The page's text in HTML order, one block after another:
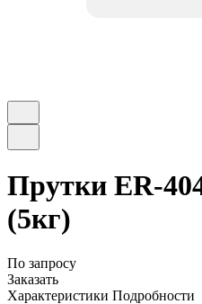
Прутки ER-
(5кг)
По запросу
Заказать
Характеристики Подробности